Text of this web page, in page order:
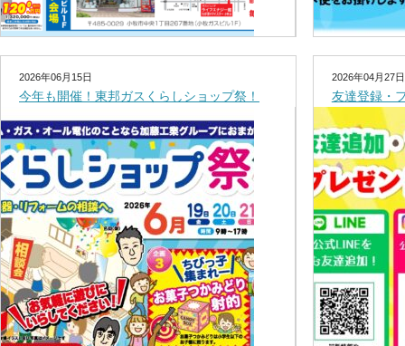
2026年06月15日
今年も開催！東邦ガスくらしショップ祭！
2026年04月27日
友達登録・